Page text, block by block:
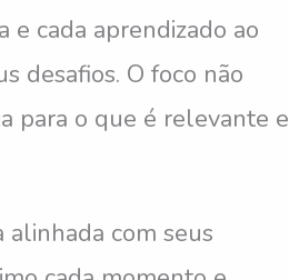
e cada aprendizado ao
desafios. O foco não
para o que é relevante e
com seus